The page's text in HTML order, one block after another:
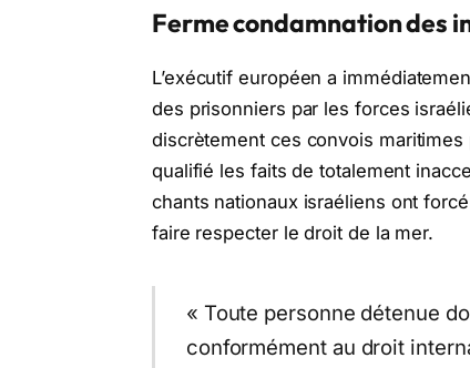
Ferme condamnation des
L’exécutif européen a
des prisonniers par les forces
discrètement ces convois
qualifié les faits de totalement
chants nationaux israéliens ont
faire respecter le droit de la mer.
« Toute personne détenue
conformément au droit